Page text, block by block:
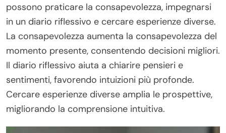
possono praticare la consapevolezza, impegnarsi
in un diario riflessivo e cercare esperienze diverse.
La consapevolezza aumenta la consapevolezza del
momento presente, consentendo decisioni migliori.
Il diario riflessivo aiuta a chiarire pensieri e
sentimenti, favorendo intuizioni più profonde.
Cercare esperienze diverse amplia le prospettive,
migliorando la comprensione intuitiva.